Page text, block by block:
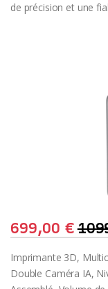
de précision et une
699,00€
Imprimante 3D,
Double Caméra IA,